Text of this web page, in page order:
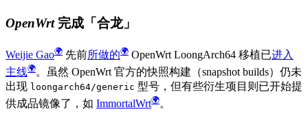
OpenWrt 完成「合龙」
Weijie Gao 先前所做的 OpenWrt LoongArch64 移植已进入
主线
。虽然 OpenWrt 官方的快照构建（snapshot builds）仍未
出现 loongarch64/generic 型号，但有些衍生项目则已开始提
供成品镜像了，如 ImmortalWrt 。